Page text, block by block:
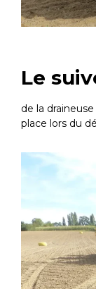
Le
de la
place lors du